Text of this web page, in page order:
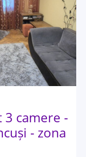
3 camere -
- zona